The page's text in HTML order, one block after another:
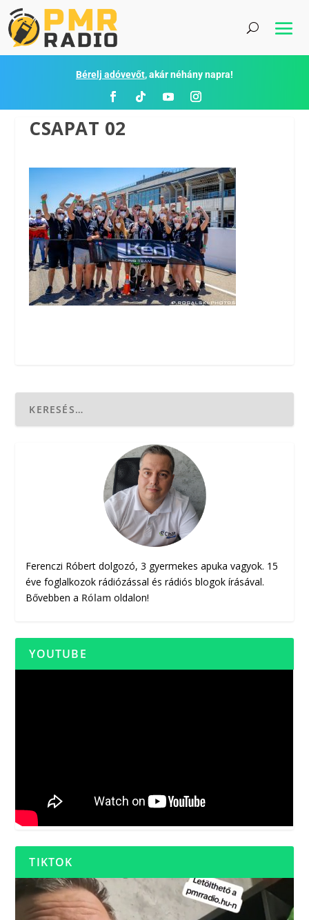
Bérelj adóvevőt, akár néhány napra!
CSAPAT 02
Ferenczi Róbert dolgozó, 3 gyermekes apuka vagyok. 15
éve foglalkozok rádiózással és rádiós blogok írásával.
Bővebben a Rólam oldalon!
YOUTUBE
TIKTOK